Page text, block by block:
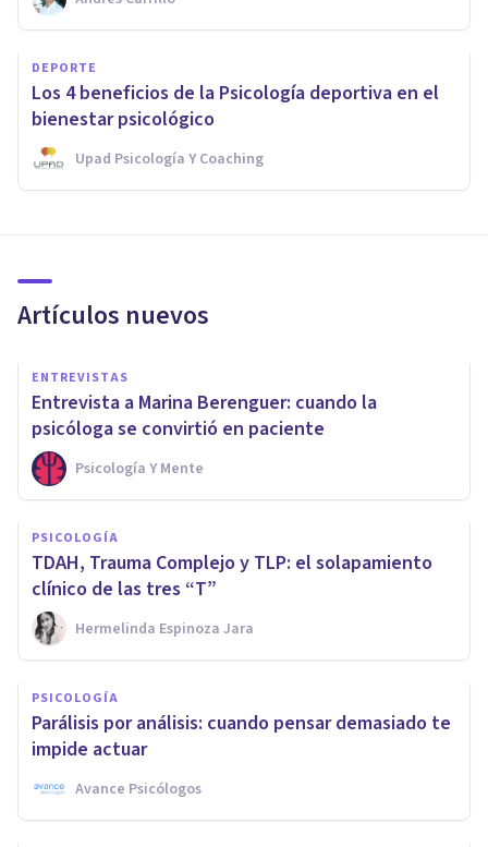
DEPORTE
Los 4 beneficios de la Psicología deportiva en el
bienestar psicológico
Upad Psicología Y Coaching
Artículos nuevos
ENTREVISTAS
Entrevista a Marina Berenguer: cuando la
psicóloga se convirtió en paciente
Psicología Y Mente
PSICOLOGÍA
TDAH, Trauma Complejo y TLP: el solapamiento
clínico de las tres “T”
Hermelinda Espinoza Jara
PSICOLOGÍA
Parálisis por análisis: cuando pensar demasiado te
impide actuar
Avance Psicólogos